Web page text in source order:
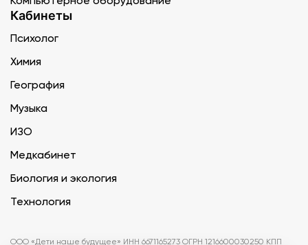
Кабинеты
Психолог
Химия
География
Музыка
ИЗО
Медкабинет
Биология и экология
Технология
ООО «Дети наше будущее» ИНН 6671165273 ОГРН 1216600030250 КПП